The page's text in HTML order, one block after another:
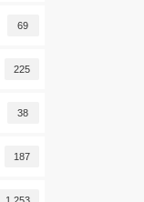
69
225
38
187
1,253